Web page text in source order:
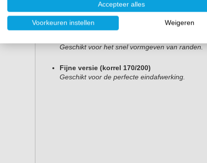
De Edge Tool is verkrijgbaar in twee uitvoeringen
antislip profielen perfect af te werken:
Geschikt voor het snel vormgeven van randen.
Fijne versie (korrel 170/200)
Geschikt voor de perfecte eindafwerking.
Accepteer alles
Voorkeuren instellen Weigeren